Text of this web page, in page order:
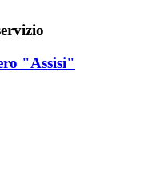
"Assisi"